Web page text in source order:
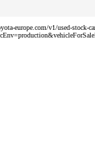
europe.com/v1/used-stock-